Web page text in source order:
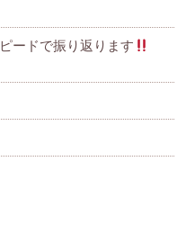
ードで振り返ります